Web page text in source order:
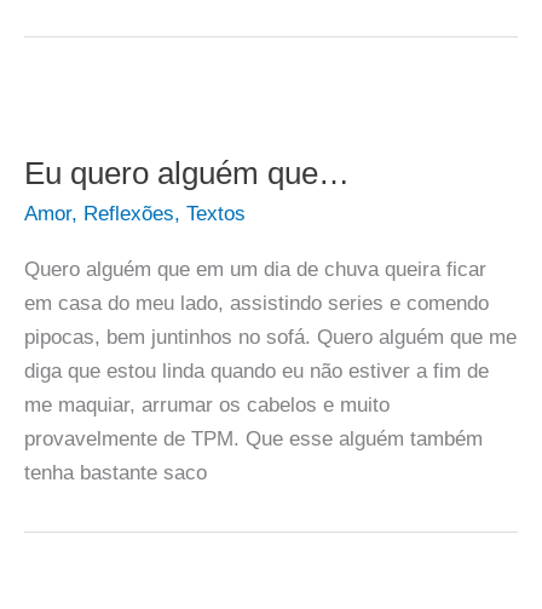
Eu quero alguém que…
Amor, Reflexões, Textos
Quero alguém que em um dia de chuva queira ficar
em casa do meu lado, assistindo series e comendo
pipocas, bem juntinhos no sofá. Quero alguém que me
diga que estou linda quando eu não estiver a fim de
me maquiar, arrumar os cabelos e muito
provavelmente de TPM. Que esse alguém também
tenha bastante saco